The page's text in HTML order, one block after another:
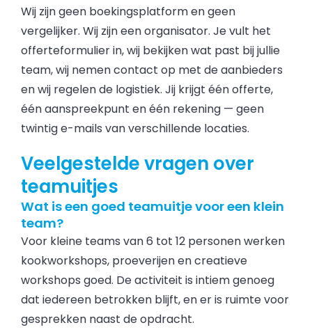
Wij zijn geen boekingsplatform en geen
vergelijker. Wij zijn een organisator. Je vult het
offerteformulier in, wij bekijken wat past bij jullie
team, wij nemen contact op met de aanbieders
en wij regelen de logistiek. Jij krijgt één offerte,
één aanspreekpunt en één rekening — geen
twintig e-mails van verschillende locaties.
Veelgestelde vragen over
teamuitjes
Wat is een goed teamuitje voor een klein
team?
Voor kleine teams van 6 tot 12 personen werken
kookworkshops, proeverijen en creatieve
workshops goed. De activiteit is intiem genoeg
dat iedereen betrokken blijft, en er is ruimte voor
gesprekken naast de opdracht.